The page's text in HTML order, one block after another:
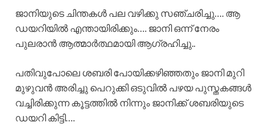
ജാനിയുടെ ചിന്തകൾ പല വഴിക്കു സഞ്ചരിച്ചു…. ആ
ഡയറിയിൽ എന്തായിരിക്കും…. ജാനി ഒന്ന് നേരം
പുലരാൻ ആത്മാർത്ഥമായി ആഗ്രഹിച്ചു..
പതിവുപോലെ ശബരി പോയിക്കഴിഞ്ഞതും ജാനി മുറി
മുഴുവൻ അരിച്ചു പെറുക്കി ഒടുവിൽ പഴയ പുസ്തകങ്ങൾ
വച്ചിരിക്കുന്ന കൂട്ടത്തിൽ നിന്നും ജാനിക്ക് ശബരിയുടെ
ഡയറി കിട്ടി….